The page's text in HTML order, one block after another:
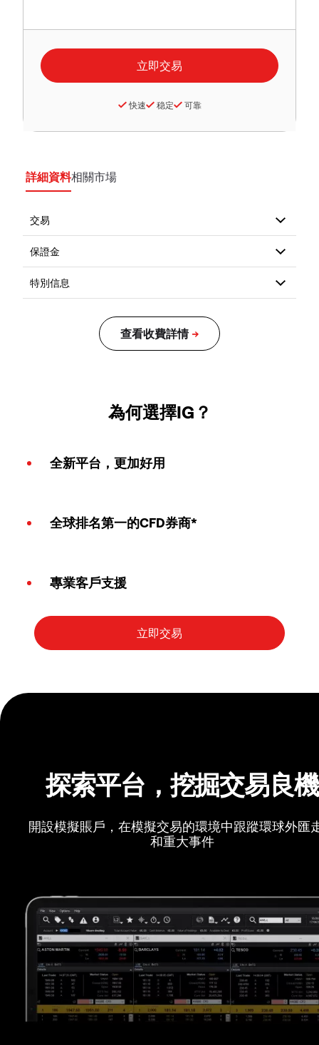
快速 稳定 可靠
詳細資料相關市場
為何選擇IG？
全新平台，更加好用
全球排名第一的CFD券商*
專業客戶支援
探索平台，挖掘交易良機
開設模擬賬戶，在模擬交易的環境中跟蹤環球外匯
和重大事件